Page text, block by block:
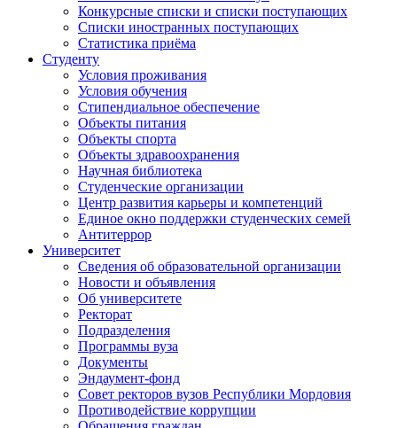
Конкурсные списки и списки поступающих
Списки иностранных поступающих
Статистика приёма
Студенту
Условия проживания
Условия обучения
Стипендиальное обеспечение
Объекты питания
Объекты спорта
Объекты здравоохранения
Научная библиотека
Студенческие организации
Центр развития карьеры и компетенций
Единое окно поддержки студенческих семей
Антитеррор
Университет
Сведения об образовательной организации
Новости и объявления
Об университете
Ректорат
Подразделения
Программы вуза
Документы
Эндаумент-фонд
Совет ректоров вузов Республики Мордовия
Противодействие коррупции